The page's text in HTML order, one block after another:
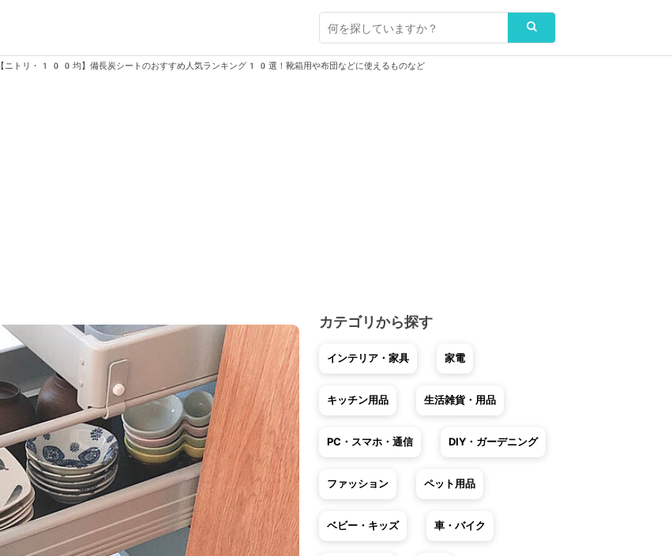
【ニトリ・100均】備長炭シートのおすすめ人気ランキング10選！靴箱用や布団などに使えるものなど
カテゴリから探す
インテリア・家具 家電
キッチン用品 生活雑貨・用品
PC・スマホ・通信 DIY・ガーデニング
ファッション ペット用品
ベビー・キッズ 車・バイク